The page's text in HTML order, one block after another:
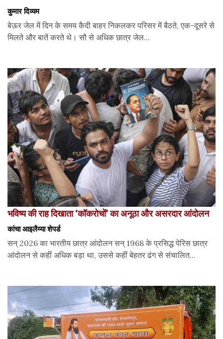
कुमार दिव्यम
बेऊर जेल में दिन के समय कैदी बाहर निकलकर परिसर में बैठते, एक-दूसरे से
मिलते और बातें करते थे। सौ से अधिक छात्र जेल...
भविष्य की राह दिखाता ‘कॉकरोचों’ का अनूठा और असरदार आंदोलन
कांचा आइलैय्या शेपर्ड
सन् 2026 का भारतीय छात्र आंदोलन सन् 1968 के प्रसिद्ध पेरिस छात्र
आंदोलन से कहीं अधिक बड़ा था, उससे कहीं बेहतर ढंग से संचालित...